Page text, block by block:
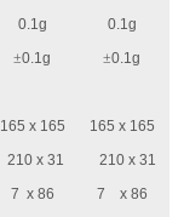
0.1g
0.1g
±0.1g ±0.1g
165 x 165
165 x 165
210 x 31
7 x 86
210 x 31
7 x 86